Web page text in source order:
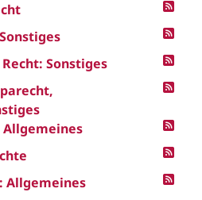
Sonstiges
Allgemeines